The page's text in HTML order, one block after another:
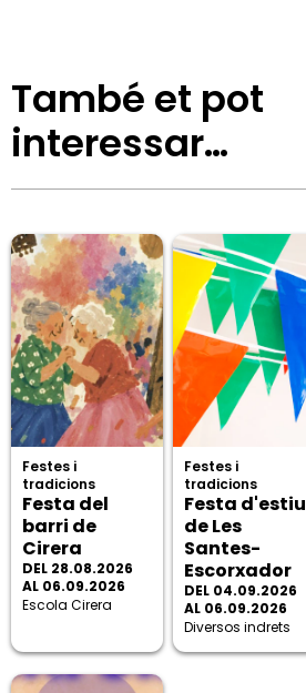
També et pot
interessar…
Festes i
tradicions
Festa del
barri de
Cirera
DEL 28.08.2026
AL 06.09.2026
Escola Cirera
Festes i
tradicions
Festa d'estiu
de Les
Santes-
Escorxador
DEL 04.09.2026
AL 06.09.2026
Diversos indrets